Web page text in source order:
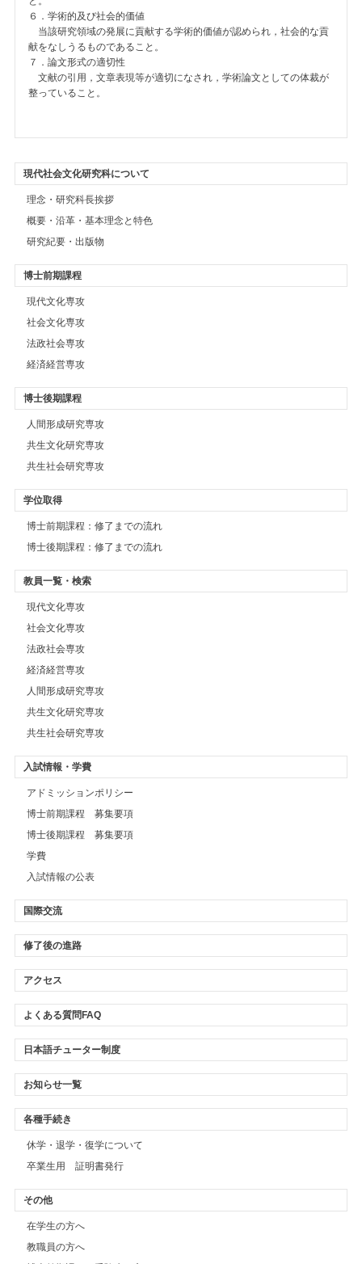
６．学術的及び社会的価値
当該研究領域の発展に貢献する学術的価値が認められ，社会的な貢
献をなしうるものであること。
７．論文形式の適切性
文献の引用，文章表現等が適切になされ，学術論文としての体裁が
整っていること。
現代社会文化研究科について
理念・研究科長挨拶
概要・沿革・基本理念と特色
研究紀要・出版物
博士前期課程
現代文化専攻
社会文化専攻
法政社会専攻
経済経営専攻
博士後期課程
人間形成研究専攻
共生文化研究専攻
共生社会研究専攻
学位取得
博士前期課程：修了までの流れ
博士後期課程：修了までの流れ
教員一覧・検索
現代文化専攻
社会文化専攻
法政社会専攻
経済経営専攻
人間形成研究専攻
共生文化研究専攻
共生社会研究専攻
入試情報・学費
アドミッションポリシー
博士前期課程 募集要項
博士後期課程 募集要項
学費
入試情報の公表
国際交流
修了後の進路
アクセス
よくある質問FAQ
日本語チューター制度
お知らせ一覧
各種手続き
休学・退学・復学について
卒業生用 証明書発行
その他
在学生の方へ
教職員の方へ